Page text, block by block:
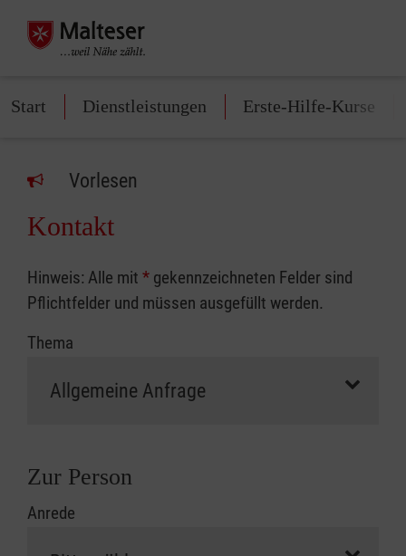
Start Dienstleistungen Erste-Hilfe-Kurse
Vorlesen
Kontakt
Hinweis: Alle mit * gekennzeichneten Felder sind
Pflichtfelder und müssen ausgefüllt werden.
Thema
Zur Person
Anrede